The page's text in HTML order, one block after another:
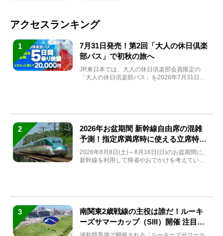
アクセスランキング
1
7月31日発売！第2回「大人の休日倶楽
部パス」で初秋の旅へ
JR東日本では、大人の休日倶楽部会員限定の
「大人の休日倶楽部パス」を2026年7月31日
2
2026年お盆期間 新幹線自由席の混雑
予測！指定席満席時に使える立席特急
券も解説
2026年8月8日(土)～8月16日(日)のお盆期間に、
新幹線を利用して帰省やおでかけを考えている
3
南関東2歳戦線の主役は誰だ！ルーキ
ーズサマーカップ（SIII）開催 注目馬
と見どころをチェック